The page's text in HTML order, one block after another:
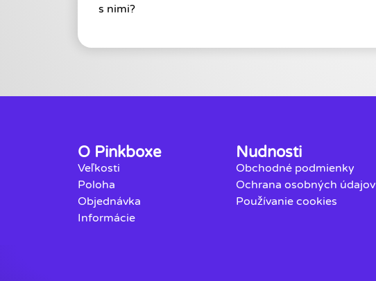
s nimi?
O Pinkboxe
Veľkosti
Poloha
Objednávka
Informácie
Nudnosti
Obchodné podmienky
Ochrana osobných údajov
Používanie cookies